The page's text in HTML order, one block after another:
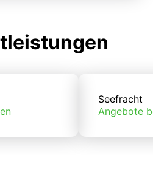
Seefracht
Angebote